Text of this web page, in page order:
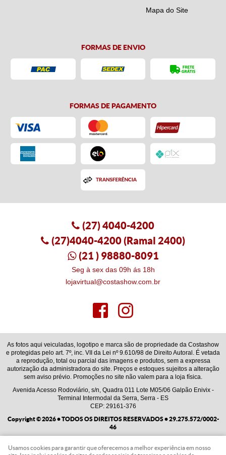
Mapa do Site
FORMAS DE ENVIO
FORMAS DE PAGAMENTO
(27)4040-4200
(27)4040-4200(Ramal 2400)
(21 ) 98880-8091
Seg à sex das 09h ás 18h
lojavirtual@costashow.com.br
As fotos aqui veiculadas, logotipo e marca são de propriedade da Costashow
e protegidas pelo art. 7º, inc. VII da Lei nº 9.610/98 de Direito Autoral. É vetada
a reprodução, total ou parcial das imagens e produtos, sem a expressa
autorização da administradora do site. Preços e estoques sujeitos a alteração
sem aviso prévio. Promoções no site não valem para a loja física.
Avenida Acesso Rodoviário, s/n, Quadra 011 Lote M05/06 Galpão Enivix-
Terminal Intermodal da Serra, Serra - ES
CEP: 29161-376
Copyright © 2026 • TODOS OS DIREITOS RESERVADOS • 29.275.572/0002-
46
LOJA VIRTUAL CRIADA POR
Usamos cookies para garantir que oferecemos a melhor experiência em nosso